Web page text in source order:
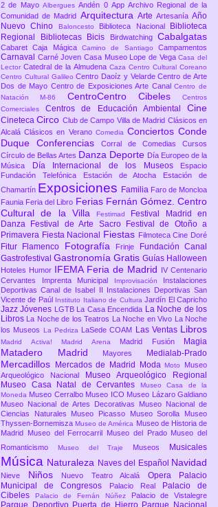
2 de Mayo AlberguesAndén 0 AppArchivo Regional de la
Comunidad de Madrid Arquitectura Arte ArtesaníaAño
Nuevo Chino
Baloncesto Biblioteca Nacional
Biblioteca
Regional
Bibliotecas Bicis Birdwatching Cabalgatas
CabaretCaja MágicaCamino de SantiagoCampamentos
Carnaval Carné JovenCasa Museo Lope de VegaCasa del
LectorCatedral de la Almudena Caza Centro Cultural Coreano
Centro Cultural GalileoCentro Daoíz y VelardeCentro de Arte
Dos de Mayo Centro de Exposiciones Arte CanalCentro de
Natación M-86 CentroCentro Cibeles
Centros
ComercialesCentros de Educación AmbientalCine
CinetecaCirco Club de Campo Villa de Madrid Clásicos en
AlcaláClásicos en Verano Comedia ConciertosConde
Duque Conferencias Corral de Comedias Cursos
Círculo de Bellas Artes Danza Deporte Día Europeo de la
Música
Día Internacional de los Museos
Espacio
Fundación Telefónica
Estación de Atocha
Estación de
Chamartín Exposiciones Familia Faro de Moncloa
Faunia Feria del Libro Ferias Fernán Gómez. Centro
Cultural de la VillaFestimad
Festival Madrid en
Danza
Festival de Arte Sacro
Festival de Otoño a
Primavera Fiesta Nacional Fiestas Filmoteca Cine Doré
Fitur Flamenco Fotografía Frinje
Fundación Canal
Gastrofestival Gastronomía Gratis Guías Halloween
Hoteles Humor IFEMA Feria de Madrid
IV Centenario
Cervantes
Imprenta Municipal Improvisación
Instalaciones
Deportivas Canal de Isabel II
Instalaciones Deportivas San
Vicente de Paúl
Instituto Italiano de CulturaJardín El Capricho
JazzJóvenes LGTB La Casa Encendida La Noche de los
Libros
La Noche de los Teatros La Noche en Vivo
La Noche
los Museos
La Pedriza LaSede COAM Las Ventas Libros
Madrid Activa! Madrid Arena Madrid Fusión Magia
Matadero Madrid Mayores Medialab-Prado
Mercadillos Mercados de Madrid ModaMoto Museo
Arqueológico Nacional
Museo Arqueológico Regional
Museo Casa Natal de Cervantes
Museo Casa de la
Moneda Museo Cerralbo Museo ICO Museo Lázaro Galdiano
Museo Nacional de Artes Decorativas Museo Nacional de
Ciencias Naturales Museo Picasso Museo Sorolla Museo
Thyssen-BornemiszaMuseo de América Museo de Historia de
Madrid
Museo del Ferrocarril Museo del Prado Museo del
Romanticismo
Museo del Traje Museos Musicales
Música Naturaleza Naves del Español Navidad
Nieve Niños Nuevo Teatro Alcalá Opera
Palacio
Municipal de Congresos
Palacio Real
Palacio de
Cibeles
Palacio de Fernán Núñez Palacio de Vistalegre